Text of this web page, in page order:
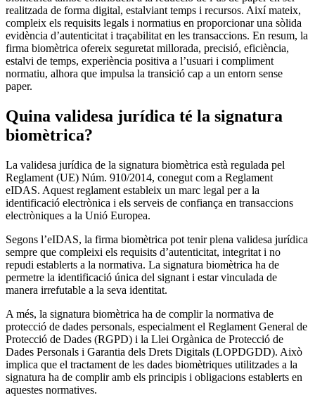
realitzada de forma digital, estalviant temps i recursos. Així mateix,
compleix els requisits legals i normatius en proporcionar una sòlida
evidència d’autenticitat i traçabilitat en les transaccions. En resum, la
firma biomètrica ofereix seguretat millorada, precisió, eficiència,
estalvi de temps, experiència positiva a l’usuari i compliment
normatiu, alhora que impulsa la transició cap a un entorn sense
paper.
Quina validesa jurídica té la signatura
biomètrica?
La validesa jurídica de la signatura biomètrica està regulada pel
Reglament (UE) Núm. 910/2014, conegut com a Reglament
eIDAS. Aquest reglament estableix un marc legal per a la
identificació electrònica i els serveis de confiança en transaccions
electròniques a la Unió Europea.
Segons l’eIDAS, la firma biomètrica pot tenir plena validesa jurídica
sempre que compleixi els requisits d’autenticitat, integritat i no
repudi establerts a la normativa. La signatura biomètrica ha de
permetre la identificació única del signant i estar vinculada de
manera irrefutable a la seva identitat.
A més, la signatura biomètrica ha de complir la normativa de
protecció de dades personals, especialment el Reglament General de
Protecció de Dades (RGPD) i la Llei Orgànica de Protecció de
Dades Personals i Garantia dels Drets Digitals (LOPDGDD). Això
implica que el tractament de les dades biomètriques utilitzades a la
signatura ha de complir amb els principis i obligacions establerts en
aquestes normatives.